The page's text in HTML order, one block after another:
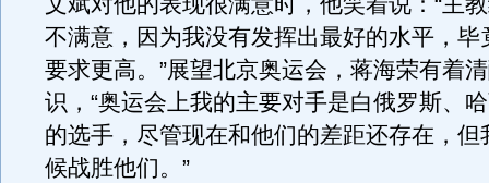
不满意，因为我没有发挥出最好的水平，毕
要求更高。”展望北京奥运会，蒋海荣有着
识，“奥运会上我的主要对手是白俄罗斯、
的选手，尽管现在和他们的差距还存在，但
候战胜他们。”